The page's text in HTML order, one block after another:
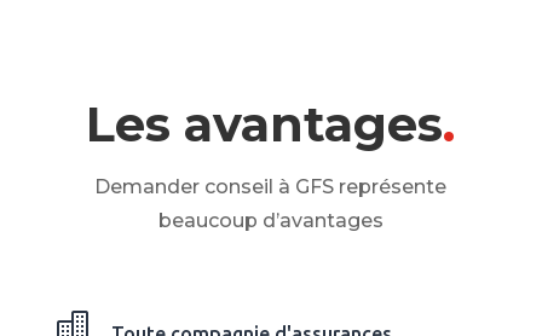
Les avantages.
Demander conseil à GFS représente
beaucoup d’avantages